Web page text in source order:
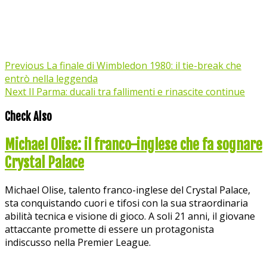
Previous La finale di Wimbledon 1980: il tie-break che
entrò nella leggenda
Next Il Parma: ducali tra fallimenti e rinascite continue
Check Also
Michael Olise: il franco-inglese che fa sognare
Crystal Palace
Michael Olise, talento franco-inglese del Crystal Palace,
sta conquistando cuori e tifosi con la sua straordinaria
abilità tecnica e visione di gioco. A soli 21 anni, il giovane
attaccante promette di essere un protagonista
indiscusso nella Premier League.